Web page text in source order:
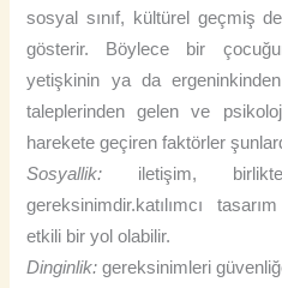
sosyal sınıf, kültürel geçmiş
gösterir. Böylece bir
yetişkinin ya da
taleplerinden gelen ve
harekete geçiren faktörler
Sosyallik: iletişim,
gereksinimdir.katılımcı
etkili bir yol olabilir.
Dinginlik: gereksinimleri